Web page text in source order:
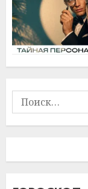
Найти: